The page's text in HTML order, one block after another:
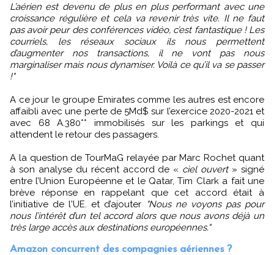
L’aérien est devenu de plus en plus performant avec une
croissance régulière et cela va revenir très vite. Il ne faut
pas avoir peur des conférences vidéo, c’est fantastique ! Les
courriels, les réseaux sociaux ils nous permettent
d’augmenter nos transactions, il ne vont pas nous
marginaliser mais nous dynamiser. Voilà ce qu’il va se passer
!"
A ce jour le groupe Emirates comme les autres est encore
affaibli avec une perte de 5Md$ sur l’exercice 2020-2021 et
avec 68 A.380** immobilisés sur les parkings et qui
attendent le retour des passagers.
A la question de TourMaG relayée par Marc Rochet quant
à son analyse du récent accord de « ciel ouvert» signé
entre l’Union Européenne et le Qatar, Tim Clark a fait une
brève réponse en rappelant que cet accord était à
l’initiative de l'UE. et d’ajouter
"Nous ne voyons pas pour
nous l’intérêt d’un tel accord alors que nous avons déjà un
très large accès aux destinations européennes."
Amazon concurrent des compagnies aériennes ?